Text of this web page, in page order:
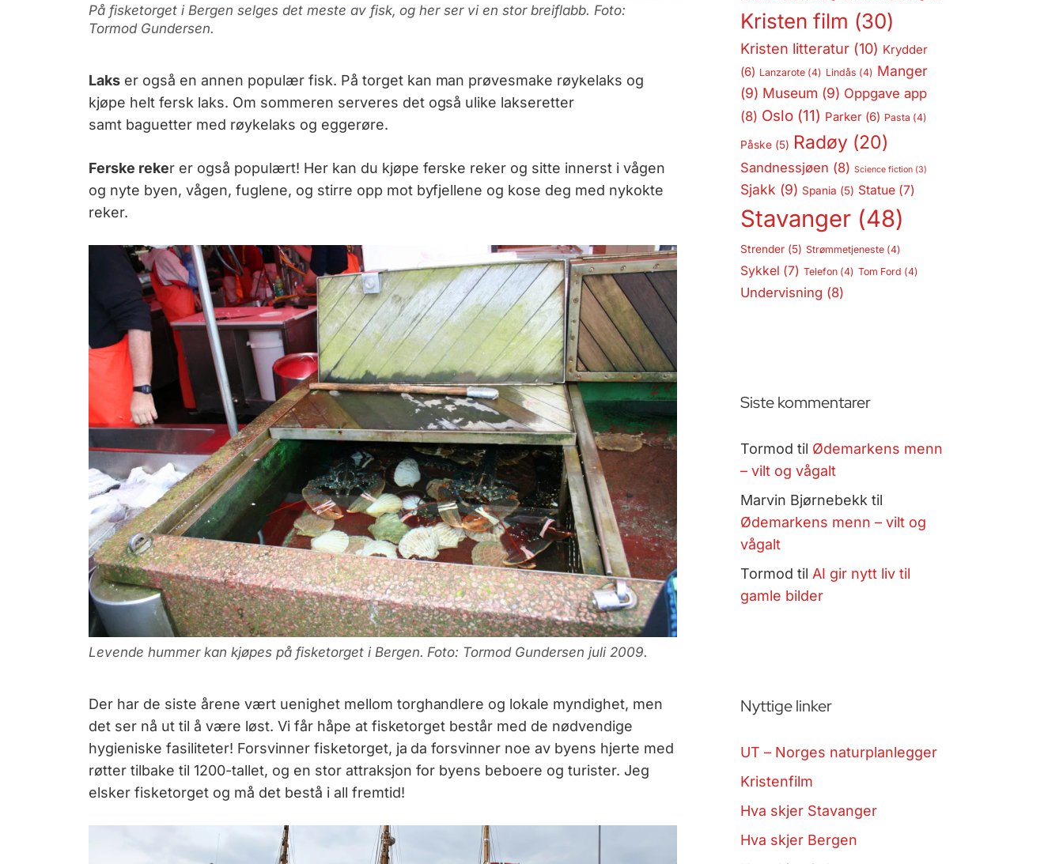
På fisketorget i Bergen selges det meste av fisk, og her ser vi en stor breiflabb. Foto:
Tormod Gundersen.
Lakser også en annen populær fisk. På torget kan man prøvesmake røykelaks og
kjøpe helt fersk laks. Om sommeren serveres det også ulike lakseretter
samt baguetter med røykelaks og eggerøre.
Ferske reker er også populært! Her kan du kjøpe ferske reker og sitte innerst i vågen
og nyte byen, vågen, fuglene, og stirre opp mot byfjellene og kose deg med nykokte
reker.
Levende hummer kan kjøpes på fisketorget i Bergen. Foto: Tormod Gundersen juli 2009.
Der har de siste årene vært uenighet mellom torghandlere og lokale myndighet, men
det ser nå ut til å være løst. Vi får håpe at fisketorget består med de nødvendige
hygieniske fasiliteter! Forsvinner fisketorget, ja da forsvinner noe av byens hjerte med
røtter tilbake til 1200-tallet, og en stor attraksjon for byens beboere og turister. Jeg
elsker fisketorget og må det bestå i all fremtid!
Kristen film (30)
Kristen litteratur(10) Krydder
(6) Lanzarote(4) Lindås (4) Manger
(9) Museum (9) Oppgave app
(8) Oslo(11) Parker(6) Pasta (4)
Påske(5) Radøy(20)
Sandnessjøen (8) Science fiction(3)
Sjakk (9) Spania (5) Statue(7)
Stavanger(48)
Strender(5) Strømmetjeneste(4)
Sykkel (7) Telefon(4) Tom Ford (4)
Undervisning (8)
Siste kommentarer
Tormod til Ødemarkens menn
– vilt og vågalt
Marvin Bjørnebekk til
Ødemarkens menn – vilt og
vågalt
Tormod til AI gir nytt liv til
gamle bilder
Nyttige linker
UT – Norges naturplanlegger
Kristenfilm
Hva skjer Stavanger
Hva skjer Bergen